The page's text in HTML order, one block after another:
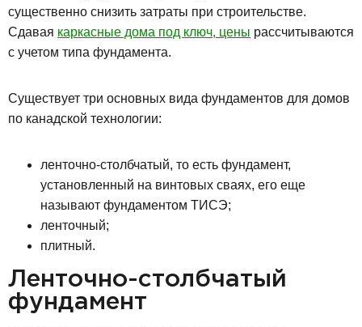
существенно снизить затраты при строительстве.
Сдавая каркасные дома под ключ, цены рассчитываются
с учетом типа фундамента.
Существует три основных вида фундаментов для домов
по канадской технологии:
ленточно-столбчатый, то есть фундамент,
установленный на винтовых сваях, его еще
называют фундаментом ТИСЭ;
ленточный;
плитный.
Ленточно-столбчатый
фундамент